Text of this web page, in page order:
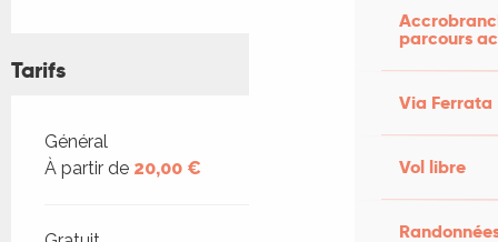
parcours
Via Ferrata
Vol libre
Tarifs
Tarifs 2026
Général
À partir de 20,00 €